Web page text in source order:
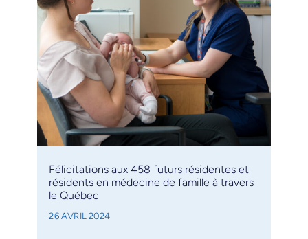
Félicitations aux 458 futurs résidentes et
résidents en médecine de famille à travers
le Québec
26 AVRIL 2024